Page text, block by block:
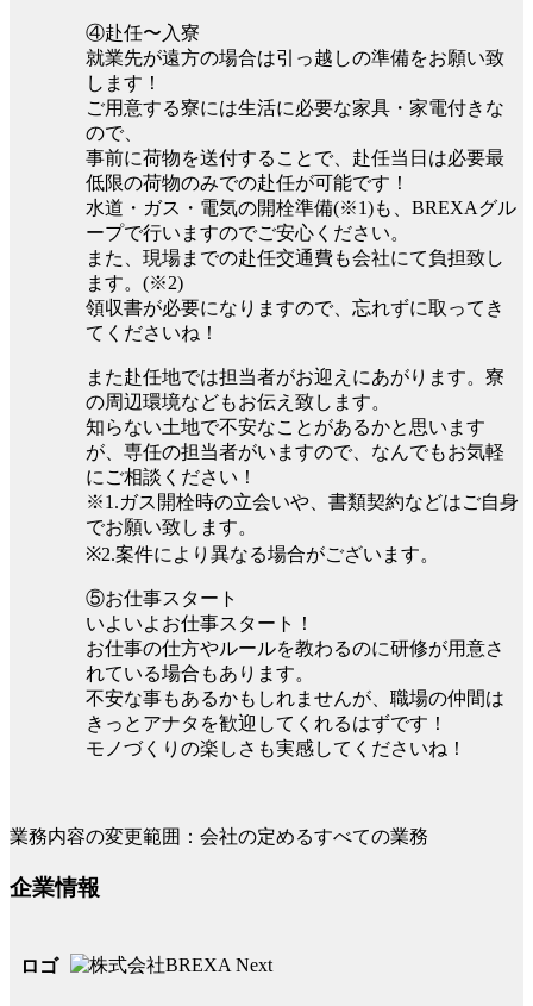
④赴任〜入寮
就業先が遠方の場合は引っ越しの準備をお願い致
します！
ご用意する寮には生活に必要な家具・家電付きな
ので、
事前に荷物を送付することで、赴任当日は必要最
低限の荷物のみでの赴任が可能です！
水道・ガス・電気の開栓準備(※1)も、BREXAグル
ープで行いますのでご安心ください。
また、現場までの赴任交通費も会社にて負担致し
ます。(※2)
領収書が必要になりますので、忘れずに取ってき
てくださいね！
また赴任地では担当者がお迎えにあがります。寮
の周辺環境などもお伝え致します。
知らない土地で不安なことがあるかと思います
が、専任の担当者がいますので、なんでもお気軽
にご相談ください！
※1.ガス開栓時の立会いや、書類契約などはご自身
でお願い致します。
※2.案件により異なる場合がございます。
⑤お仕事スタート
いよいよお仕事スタート！
お仕事の仕方やルールを教わるのに研修が用意さ
れている場合もあります。
不安な事もあるかもしれませんが、職場の仲間は
きっとアナタを歓迎してくれるはずです！
モノづくりの楽しさも実感してくださいね！
業務内容の変更範囲：会社の定めるすべての業務
企業情報
ロゴ